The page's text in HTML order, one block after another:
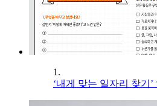
1.
‘내게 맞는 일자리 찾기